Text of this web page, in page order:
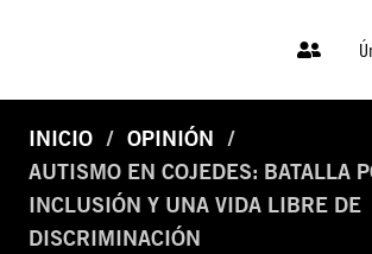
INICIO
OPINIÓN
AUTISMO EN COJEDES: BATALLA
INCLUSIÓN Y UNA VIDA LIBRE DE
DISCRIMINACIÓN